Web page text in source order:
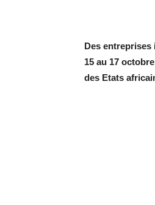
Des entreprises
15 au 17
des Etats